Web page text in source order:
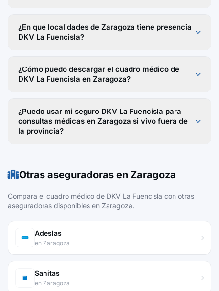
¿En qué localidades de Zaragoza tiene presencia
DKV La Fuencisla?
¿Cómo puedo descargar el cuadro médico de
DKV La Fuencisla en Zaragoza?
¿Puedo usar mi seguro DKV La Fuencisla para
consultas médicas en Zaragoza si vivo fuera de
la provincia?
Otras aseguradoras en Zaragoza
Compara el cuadro médico de DKV La Fuencisla con otras
aseguradoras disponibles en Zaragoza.
Adeslas
en Zaragoza
Sanitas
en Zaragoza